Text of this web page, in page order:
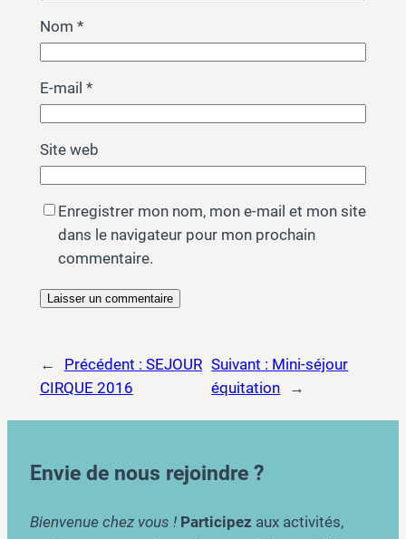
Nom *
E-mail *
Site web
Enregistrer mon nom, mon e-mail et mon site
dans le navigateur pour mon prochain
commentaire.
← Précédent : SEJOUR
CIRQUE 2016
Suivant : Mini-séjour
équitation
→
Envie de nous rejoindre ?
Bienvenue chez vous ! Participez aux activités,